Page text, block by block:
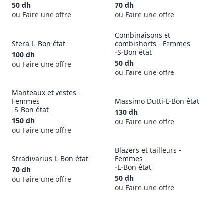
50 dh
ou Faire une offre
70 dh
ou Faire une offre
Sfera-L-Bon état
100 dh
ou Faire une offre
Combinaisons et
combishorts - Femmes
-S-Bon état
50 dh
ou Faire une offre
Manteaux et vestes -
Femmes
-S-Bon état
150 dh
ou Faire une offre
Massimo Dutti-L-Bon état
130 dh
ou Faire une offre
Stradivarius-L-Bon état
70 dh
ou Faire une offre
Blazers et tailleurs -
Femmes
-L-Bon état
50 dh
ou Faire une offre